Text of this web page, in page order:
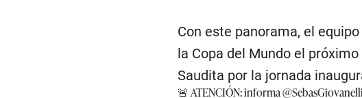
Con este panorama, el
la Copa del Mundo el
Saudita por la jornada
🚨 ATENCIÓN: informa@SebasGiovanelli